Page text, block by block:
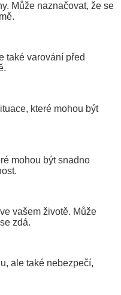
Může naznačovat, že se
také varování před
které mohou být
mohou být snadno
vašem životě. Může
zdá.
ale také nebezpečí,